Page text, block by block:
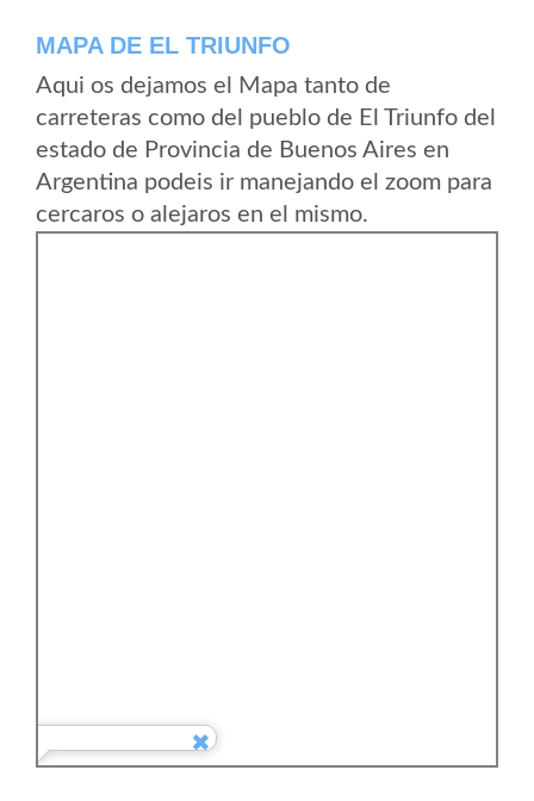
MAPA DE EL TRIUNFO
Aqui os dejamos el Mapa tanto de
carreteras como del pueblo de El Triunfo del
estado de Provincia de Buenos Aires en
Argentina podeis ir manejando el zoom para
cercaros o alejaros en el mismo.